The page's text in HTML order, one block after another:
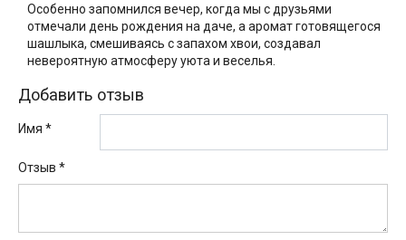
Особенно запомнился вечер, когда мы с друзьями
отмечали день рождения на даче, а аромат готовящегося
шашлыка, смешиваясь с запахом хвои, создавал
невероятную атмосферу уюта и веселья.
Добавить отзыв
Имя *
Отзыв *